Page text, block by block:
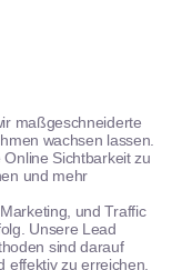
maßgeschneiderte
wachsen lassen.
Sichtbarkeitzu
und mehr
und Traffic
Unsere Lead
sind darauf
effektiv zu erreichen.